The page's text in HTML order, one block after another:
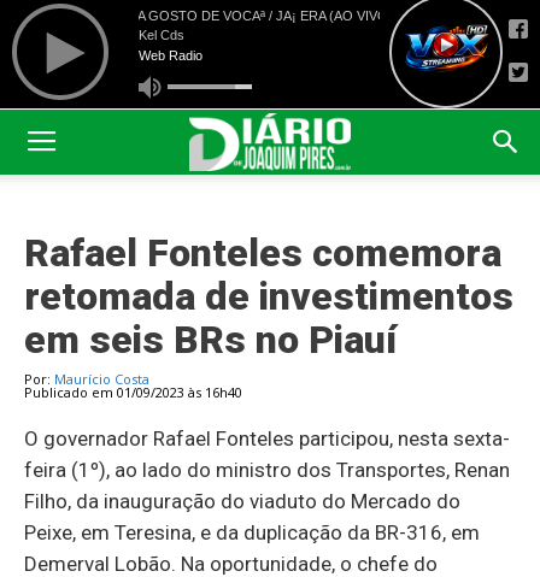
Rafael Fonteles comemora
retomada de investimentos
em seis BRs no Piauí
Por: Maurício Costa
Publicado em 01/09/2023 às 16h40
O governador Rafael Fonteles participou, nesta sexta-
feira (1º), ao lado do ministro dos Transportes, Renan
Filho, da inauguração do viaduto do Mercado do
Peixe, em Teresina, e da duplicação da BR-316, em
Demerval Lobão. Na oportunidade, o chefe do